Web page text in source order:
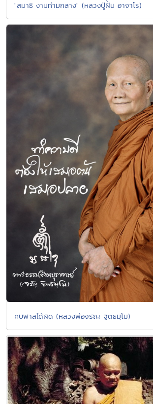
"สมาธิ งามท่ามกลาง" (หลวงปู่ฝั้น อาจาโร)
คบพาลได้ผิด (หลวงพ่อจรัญ ฐิตธมฺโม)